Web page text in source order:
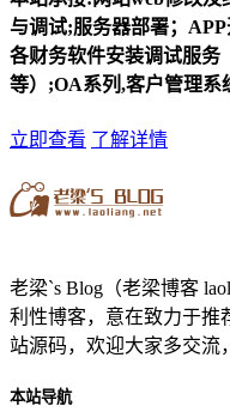
与调试;服务器部署；APP
各财务软件安装调试服务
等）;OA系列,客户管理系
立即查看 了解详情
老梁`s Blog（老梁博客
利性博客，意在致力于推
站源码，欢迎大家多交流
本站导航